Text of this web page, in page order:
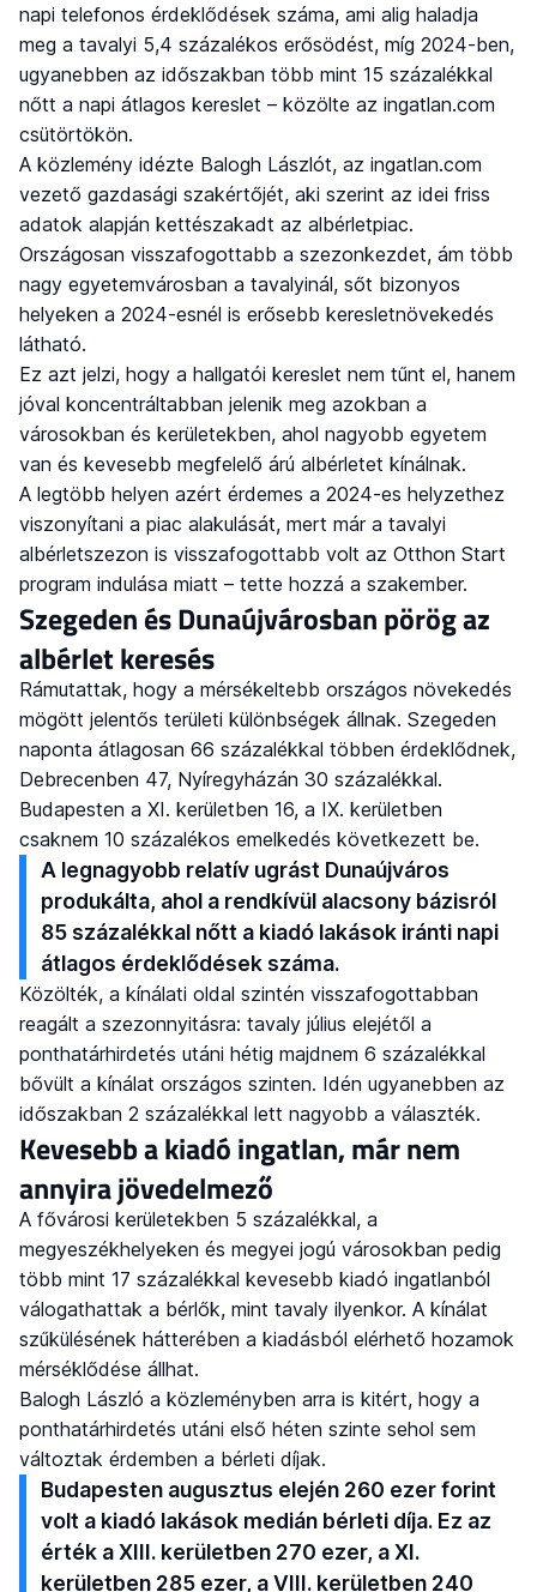
napi telefonos érdeklődések száma, ami alig haladja
meg a tavalyi 5,4 százalékos erősödést, míg 2024-ben,
ugyanebben az időszakban több mint 15 százalékkal
nőtt a napi átlagos kereslet – közölte az ingatlan.com
csütörtökön.
A közlemény idézte Balogh Lászlót, az ingatlan.com
vezető gazdasági szakértőjét, aki szerint az idei friss
adatok alapján kettészakadt az albérletpiac.
Országosan visszafogottabb a szezonkezdet, ám több
nagy egyetemvárosban a tavalyinál, sőt bizonyos
helyeken a 2024-esnél is erősebb keresletnövekedés
látható.
Ez azt jelzi, hogy a hallgatói kereslet nem tűnt el, hanem
jóval koncentráltabban jelenik meg azokban a
városokban és kerületekben, ahol nagyobb egyetem
van és kevesebb megfelelő árú albérletet kínálnak.
A legtöbb helyen azért érdemes a 2024-es helyzethez
viszonyítani a piac alakulását, mert már a tavalyi
albérletszezon is visszafogottabb volt az Otthon Start
program indulása miatt – tette hozzá a szakember.
Szegeden és Dunaújvárosban pörög az
albérlet keresés
Rámutattak, hogy a mérsékeltebb országos növekedés
mögött jelentős területi különbségek állnak. Szegeden
naponta átlagosan 66 százalékkal többen érdeklődnek,
Debrecenben 47, Nyíregyházán 30 százalékkal.
Budapesten a XI. kerületben 16, a IX. kerületben
csaknem 10 százalékos emelkedés következett be.
A legnagyobb relatív ugrást Dunaújváros
produkálta, ahol a rendkívül alacsony bázisról
85 százalékkal nőtt a kiadó lakások iránti napi
átlagos érdeklődések száma.
Közölték, a kínálati oldal szintén visszafogottabban
reagált a szezonnyitásra: tavaly július elejétől a
ponthatárhirdetés utáni hétig majdnem 6 százalékkal
bővült a kínálat országos szinten. Idén ugyanebben az
időszakban 2 százalékkal lett nagyobb a választék.
Kevesebb a kiadó ingatlan, már nem
annyira jövedelmező
A fővárosi kerületekben 5 százalékkal, a
megyeszékhelyeken és megyei jogú városokban pedig
több mint 17 százalékkal kevesebb kiadó ingatlanból
válogathattak a bérlők, mint tavaly ilyenkor. A kínálat
szűkülésének hátterében a kiadásból elérhető hozamok
mérséklődése állhat.
Balogh László a közleményben arra is kitért, hogy a
ponthatárhirdetés utáni első héten szinte sehol sem
változtak érdemben a bérleti díjak.
Budapesten augusztus elején 260 ezer forint
volt a kiadó lakások medián bérleti díja. Ez az
érték a XIII. kerületben 270 ezer, a XI.
kerületben 285 ezer, a VIII. kerületben 240